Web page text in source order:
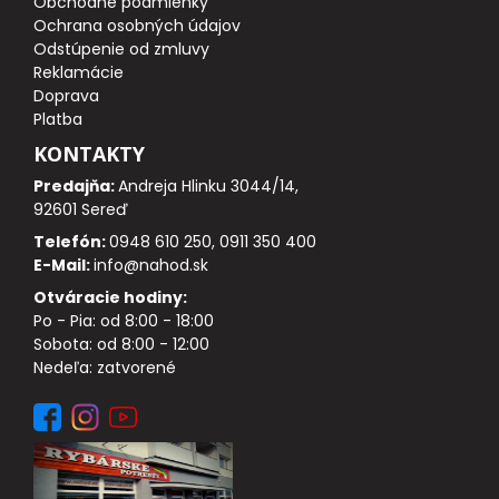
Ochrana osobných údajov
Odstúpenie od zmluvy
Reklamácie
Doprava
Platba
KONTAKTY
Predajňa:Andreja Hlinku 3044/14,
92601 Sereď
Telefón:0948 610 250, 0911 350 400
E-Mail:info@nahod.sk
Otváracie hodiny:
Po - Pia: od 8:00 - 18:00
Sobota: od 8:00 - 12:00
Nedeľa: zatvorené
DOPLNKY K NAVIJAKOM
SPODOVÉ NAVIJAKY
BIŽUTÉRIA
VLASCE, ŠNÚRY, PLETENKY
HÁČIKY
OBRATLÍKY A KARABÍNKY
MONTÁŽE A KLIPY
hotové náväzce
HADIČKY, PREVLEKY, ROVNÁTKA